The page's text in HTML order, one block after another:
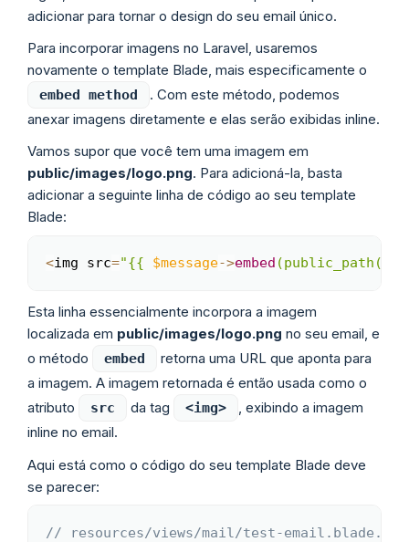
adicionar para tornar o design do seu email único.
Para incorporar imagens no Laravel, usaremos
novamente o template Blade, mais especificamente o
embed method
. Com este método, podemos
anexar imagens diretamente e elas serão exibidas inline.
Vamos supor que você tem uma imagem em
public/images/logo.png. Para adicioná-la, basta
adicionar a seguinte linha de código ao seu template
Blade:
<img src="{{ $message->embed Copy
Esta linha essencialmente incorpora a imagem
localizada em public/images/logo.png no seu email, e
o método
embed
retorna uma URL que aponta para
a imagem. A imagem retornada é então usada como o
atributo
src da tag <img>
, exibindo a imagem
inline no email.
Aqui está como o código do seu template Blade deve
se parecer:
// resources/views/mail/test-email.blade.php
Copy